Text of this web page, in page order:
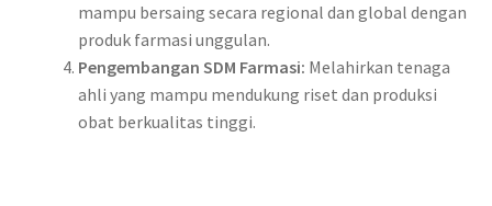
mampu bersaing secara regional dan global dengan
produk farmasi unggulan.
Pengembangan SDM Farmasi: Melahirkan tenaga
ahli yang mampu mendukung riset dan produksi
obat berkualitas tinggi.